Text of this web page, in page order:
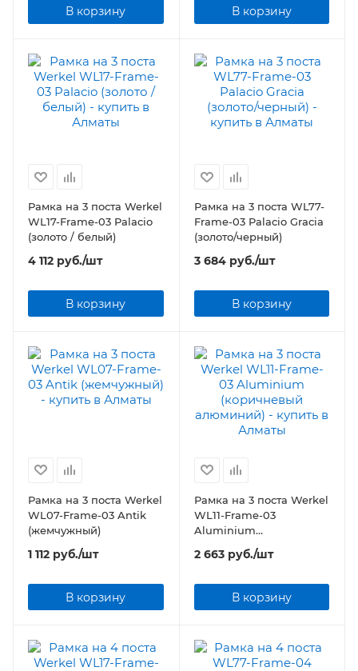
В корзину В корзину
Рамка на 3 поста Werkel
WL17-Frame-03 Palacio
(золото / белый)
4 112 руб./шт
В корзину
Рамка на 3 поста WL77-
Frame-03 Palacio Gracia
(золото/черный)
3 684руб./шт
В корзину
Рамка на 3 поста Werkel
WL07-Frame-03 Antik
(жемчужный)
1 112 руб./шт
В корзину
Рамка на 3 поста Werkel
WL11-Frame-03
Aluminium
(коричневый
алюминий)
2 663руб./шт
В корзину